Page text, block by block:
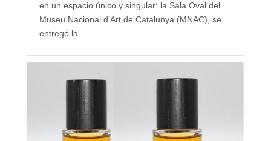
en un espacio único y singular: la Sala Oval del
Museu Nacional d’Art de Catalunya (MNAC), se
entregó la ...